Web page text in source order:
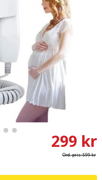
299 kr
Ord. pris:599 kr